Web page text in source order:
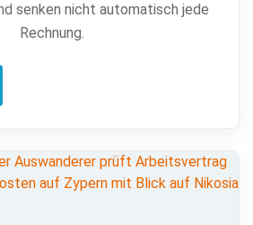
senken nicht automatisch jede
Rechnung.